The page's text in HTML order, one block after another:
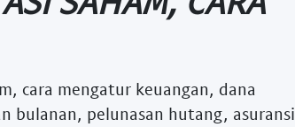
cara mengatur keuangan, dana
bulanan, pelunasan hutang, asuransi